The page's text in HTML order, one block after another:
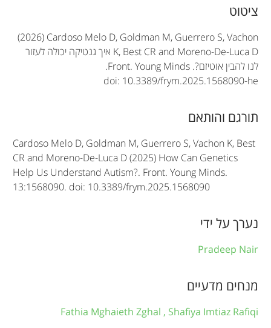
A
r
t
i
l
e
o
r
a
t
ציטוט
(2026) Cardoso Melo D, Goldman M, Guerrero S, Vachon
K, Best CR and Moreno-De-Luca D איך גנטיקה יכולה לעזור
לנו להבין אוטיזם?. Front. Young Minds
.
doi: 10.3389/frym.2025.1568090-he
תורגם והותאם
Cardoso Melo D, Goldman M, Guerrero S, Vachon K, Best
CR and Moreno-De-Luca D (2025) How Can Genetics
Help Us Understand Autism?. Front. Young Minds.
13:1568090. doi: 10.3389/frym.2025.1568090
נערך על ידי
Pradeep Nair
מנחים מדעיים
Fathia Mghaieth Zghal , Shafiya Imtiaz Rafiqi